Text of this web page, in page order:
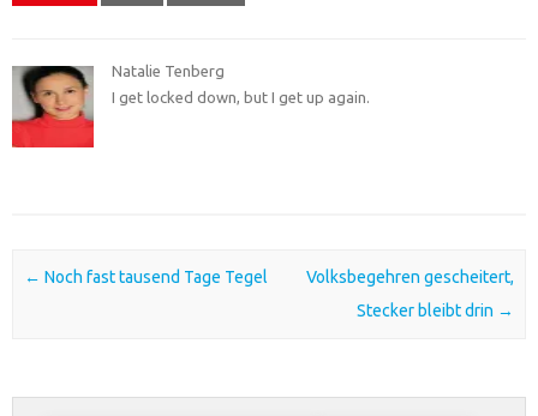
Natalie Tenberg
I get locked down, but I get up again.
Post navigation
← Noch fast tausend Tage Tegel
Volksbegehren gescheitert,
Stecker bleibt drin →